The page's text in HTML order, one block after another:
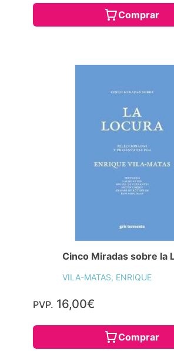
Comprar
Cinco Miradas sobre la
VILA-MATAS, ENRIQUE
PVP. 16,00€
Comprar